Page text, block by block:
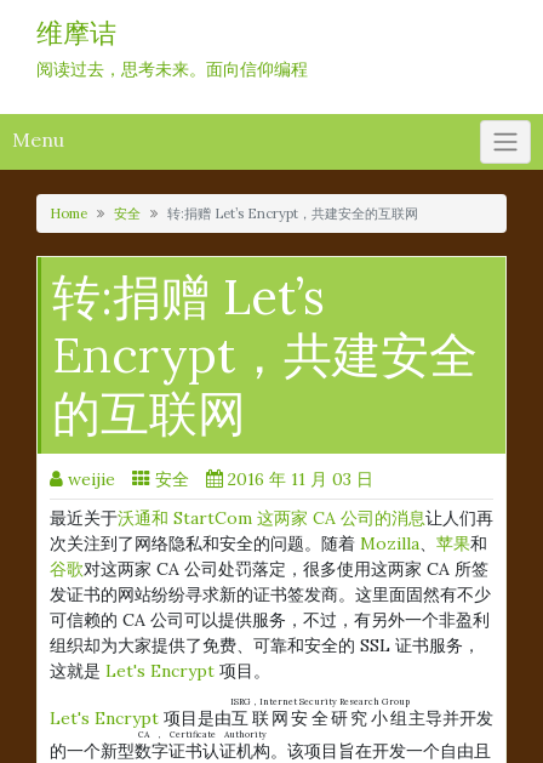
content
维摩诘
阅读过去，思考未来。面向信仰编程
Menu
Home 安全 转:捐赠 Let’s Encrypt，共建安全的互联网
转:捐赠 Let’s
Encrypt，共建安全
的互联网
weijie 安全
2016 年 11 月 03 日
最近关于沃通和 StartCom 这两家 CA 公司的消息让人们再
次关注到了网络隐私和安全的问题。随着 Mozilla 苹果和
谷歌对这两家 CA 公司处罚落定，很多使用这两家 CA 所签
发证书的网站纷纷寻求新的证书签发商。这里面固然有不少
可信赖的 CA 公司可以提供服务，不过，有另外一个非盈利
组织却为大家提供了免费、可靠和安全的 SSL 证书服务，
这就是 Let's Encrypt 项目。
Let's Encrypt 项目是由互联网安全研究小组
ISRG，Internet Security Research Group
主导并开发
的一个新型数字证书认证机构
CA，Certificate Authority
。该项目旨在开发一个自由且